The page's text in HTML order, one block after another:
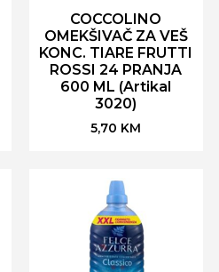
COCCOLINO
OMEKŠIVAČ ZA VEŠ
KONC. TIARE FRUTTI
ROSSI 24 PRANJA
600 ML (Artikal
3020)
5,70 KM